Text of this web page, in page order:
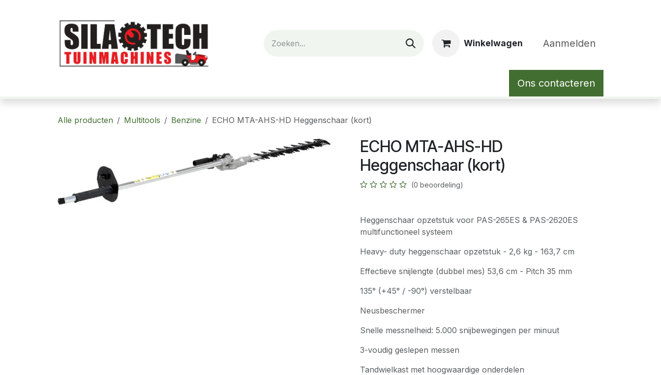
Winkelwagen Aanmelden
Ons contacteren
Alle producten Multitools Benzine ECHO MTA-AHS-HD Heggenschaar (kort)
ECHO MTA-AHS-HD
Heggenschaar (kort)
(0 beoordeling)
Heggenschaar opzetstuk voor PAS-265ES & PAS-2620ES
multifunctioneel systeem
Heavy- duty heggenschaar opzetstuk - 2,6 kg - 163,7 cm
Effectieve snijlengte (dubbel mes) 53,6 cm - Pitch 35 mm
135° (+45° / -90°) verstelbaar
Neusbeschermer
Snelle messnelheid: 5.000 snijbewegingen per minuut
3-voudig geslepen messen
Tandwielkast met hoogwaardige onderdelen